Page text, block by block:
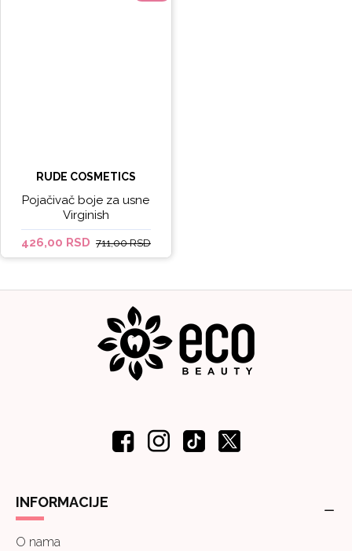
RUDE COSMETICS
Pojačivač boje za usne
Virginish
426,00 RSD 711,00 RSD
INFORMACIJE
O nama